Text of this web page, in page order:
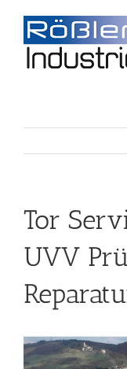
Tor
UVV